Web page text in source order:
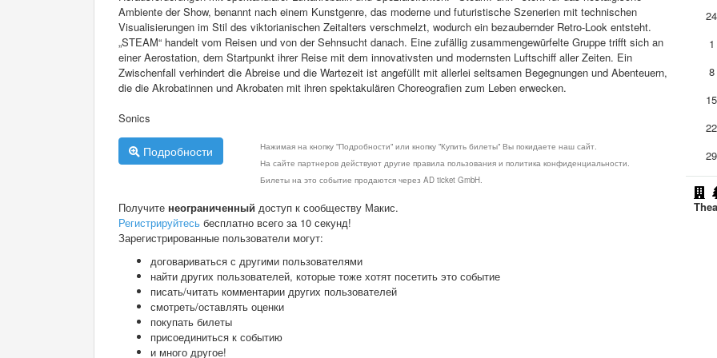
Ambiente der Show, benannt nach einem Kunstgenre, das moderne und futuristische Szenerien mit technischen
Visualisierungen im Stil des viktorianischen Zeitalters verschmelzt, wodurch ein bezaubernder Retro-Look entsteht.
„STEAM“ handelt vom Reisen und von der Sehnsucht danach. Eine zufällig zusammengewürfelte Gruppe trifft sich an
einer Aerostation, dem Startpunkt ihrer Reise mit dem innovativsten und modernsten Luftschiff aller Zeiten. Ein
Zwischenfall verhindert die Abreise und die Wartezeit ist angefüllt mit allerlei seltsamen Begegnungen und Abenteuern,
die die Akrobatinnen und Akrobaten mit ihren spektakulären Choreografien zum Leben erwecken.
Sonics
Подробности
Нажимая на кнопку "Подробности" или кнопку "Купить билеты" Вы покидаете наш сайт.
На сайте партнеров действуют другие правила пользования и политика конфиденциальности.
Билеты на это событие продаются через AD ticket GmbH.
Получите неограниченный доступ к сообществу Макис.
Регистрируйтесь бесплатно всего за 10 секунд!
Зарегистрированные пользователи могут:
договариваться с другими пользователями
найти других пользователей, которые тоже хотят посетить это событие
писать/читать комментарии других пользователей
смотреть/оставлять оценки
покупать билеты
присоединиться к событию
и много другое!
24
1
8
15
22
29